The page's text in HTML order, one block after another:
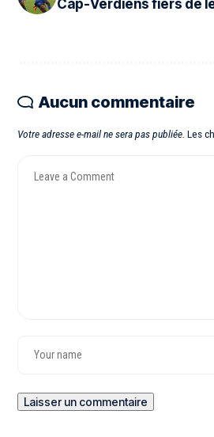
Cap-Verdiens fiers de
Aucun commentaire
Votre adresse e-mail ne sera pas publiée. Les